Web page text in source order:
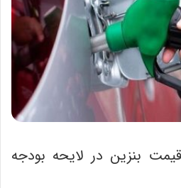
بنزین در لایحه بودجه